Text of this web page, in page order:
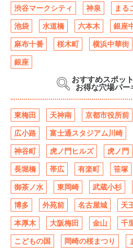
渋谷マークシティ 神泉 まる
池袋 水道橋 六本木 銀座
麻布十番 桜木町 横浜中華街
銀座
おすすめスポッ
お得な穴場パー
東梅田 天神南 京都市役所前
広小路 富士通スタジアム川崎
神谷町 虎ノ門ヒルズ 虎ノ門
長堀橋 帯広 有楽町 笹塚
御茶ノ水 東岡崎 武蔵小杉
博多 外苑前 名古屋城 天
本厚木 大阪梅田 金山 千
こどもの国 岡崎の桜まつり